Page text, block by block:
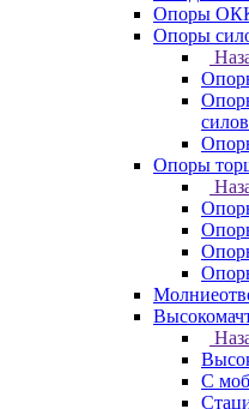
Опоры
Опоры
Опоры
С